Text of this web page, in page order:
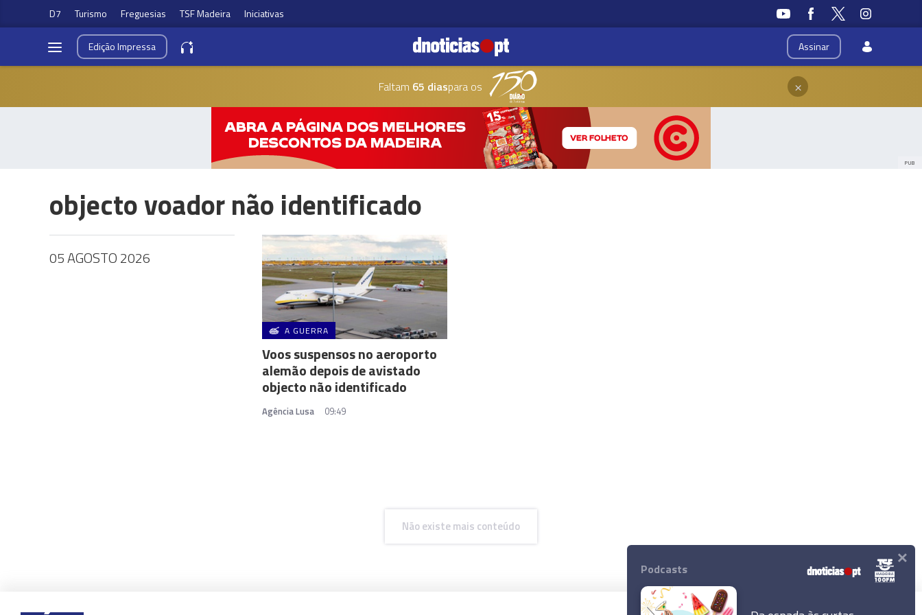
D7 Turismo Freguesias TSF Madeira Iniciativas
Assinar
EdiçãoImpressa
Faltam 65 diaspara os ×
PUB
objecto voador não identificado
05 AGOSTO 2026
A GUERRA
Voos suspensos no aeroporto
alemão depois de avistado
objecto não identificado
Agência Lusa 09:49
Não existe mais conteúdo
Podcasts ×